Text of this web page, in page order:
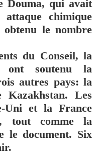
Douma, qui avait
chimique
le nombre
du Conseil, la
soutenu la
autres pays: la
Les
Uni et la France
tout comme la
le document. Six